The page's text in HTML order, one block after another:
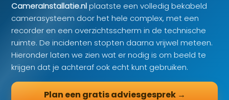
CameraInstallatie.nlplaatste een volledig bekabeld
camerasysteem door het hele complex, met een
recorder en een overzichtsscherm in de technische
ruimte. De incidenten stopten daarna vrijwel meteen.
Hieronder laten we zien wat er nodig is om beeld te
krijgen dat je achteraf ook echt kunt gebruiken.
Plan een gratis adviesgesprek →